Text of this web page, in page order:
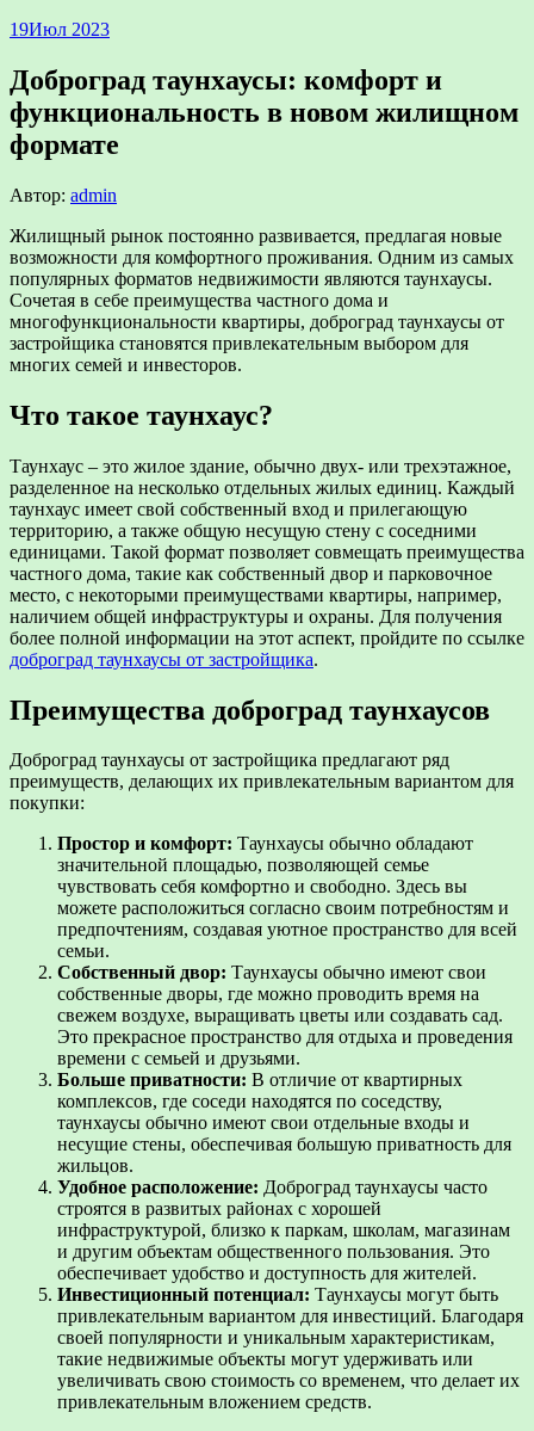
19Июл 2023
Доброград таунхаусы: комфорт и
функциональность в новом жилищном
формате
Автор: admin
Жилищный рынок постоянно развивается, предлагая новые
возможности для комфортного проживания. Одним из самых
популярных форматов недвижимости являются таунхаусы.
Сочетая в себе преимущества частного дома и
многофункциональности квартиры, доброград таунхаусы от
застройщика становятся привлекательным выбором для
многих семей и инвесторов.
Что такое таунхаус?
Таунхаус – это жилое здание, обычно двух- или трехэтажное,
разделенное на несколько отдельных жилых единиц. Каждый
таунхаус имеет свой собственный вход и прилегающую
территорию, а также общую несущую стену с соседними
единицами. Такой формат позволяет совмещать преимущества
частного дома, такие как собственный двор и парковочное
место, с некоторыми преимуществами квартиры, например,
наличием общей инфраструктуры и охраны. Для получения
более полной информации на этот аспект, пройдите по ссылке
доброград таунхаусы от застройщика.
Преимущества доброград таунхаусов
Доброград таунхаусы от застройщика предлагают ряд
преимуществ, делающих их привлекательным вариантом для
покупки:
Простор и комфорт: Таунхаусы обычно обладают
значительной площадью, позволяющей семье
чувствовать себя комфортно и свободно. Здесь вы
можете расположиться согласно своим потребностям и
предпочтениям, создавая уютное пространство для всей
семьи.
Собственный двор: Таунхаусы обычно имеют свои
собственные дворы, где можно проводить время на
свежем воздухе, выращивать цветы или создавать сад.
Это прекрасное пространство для отдыха и проведения
времени с семьей и друзьями.
Больше приватности: В отличие от квартирных
комплексов, где соседи находятся по соседству,
таунхаусы обычно имеют свои отдельные входы и
несущие стены, обеспечивая большую приватность для
жильцов.
Удобное расположение: Доброград таунхаусы часто
строятся в развитых районах с хорошей
инфраструктурой, близко к паркам, школам, магазинам
и другим объектам общественного пользования. Это
обеспечивает удобство и доступность для жителей.
Инвестиционный потенциал: Таунхаусы могут быть
привлекательным вариантом для инвестиций. Благодаря
своей популярности и уникальным характеристикам,
такие недвижимые объекты могут удерживать или
увеличивать свою стоимость со временем, что делает их
привлекательным вложением средств.